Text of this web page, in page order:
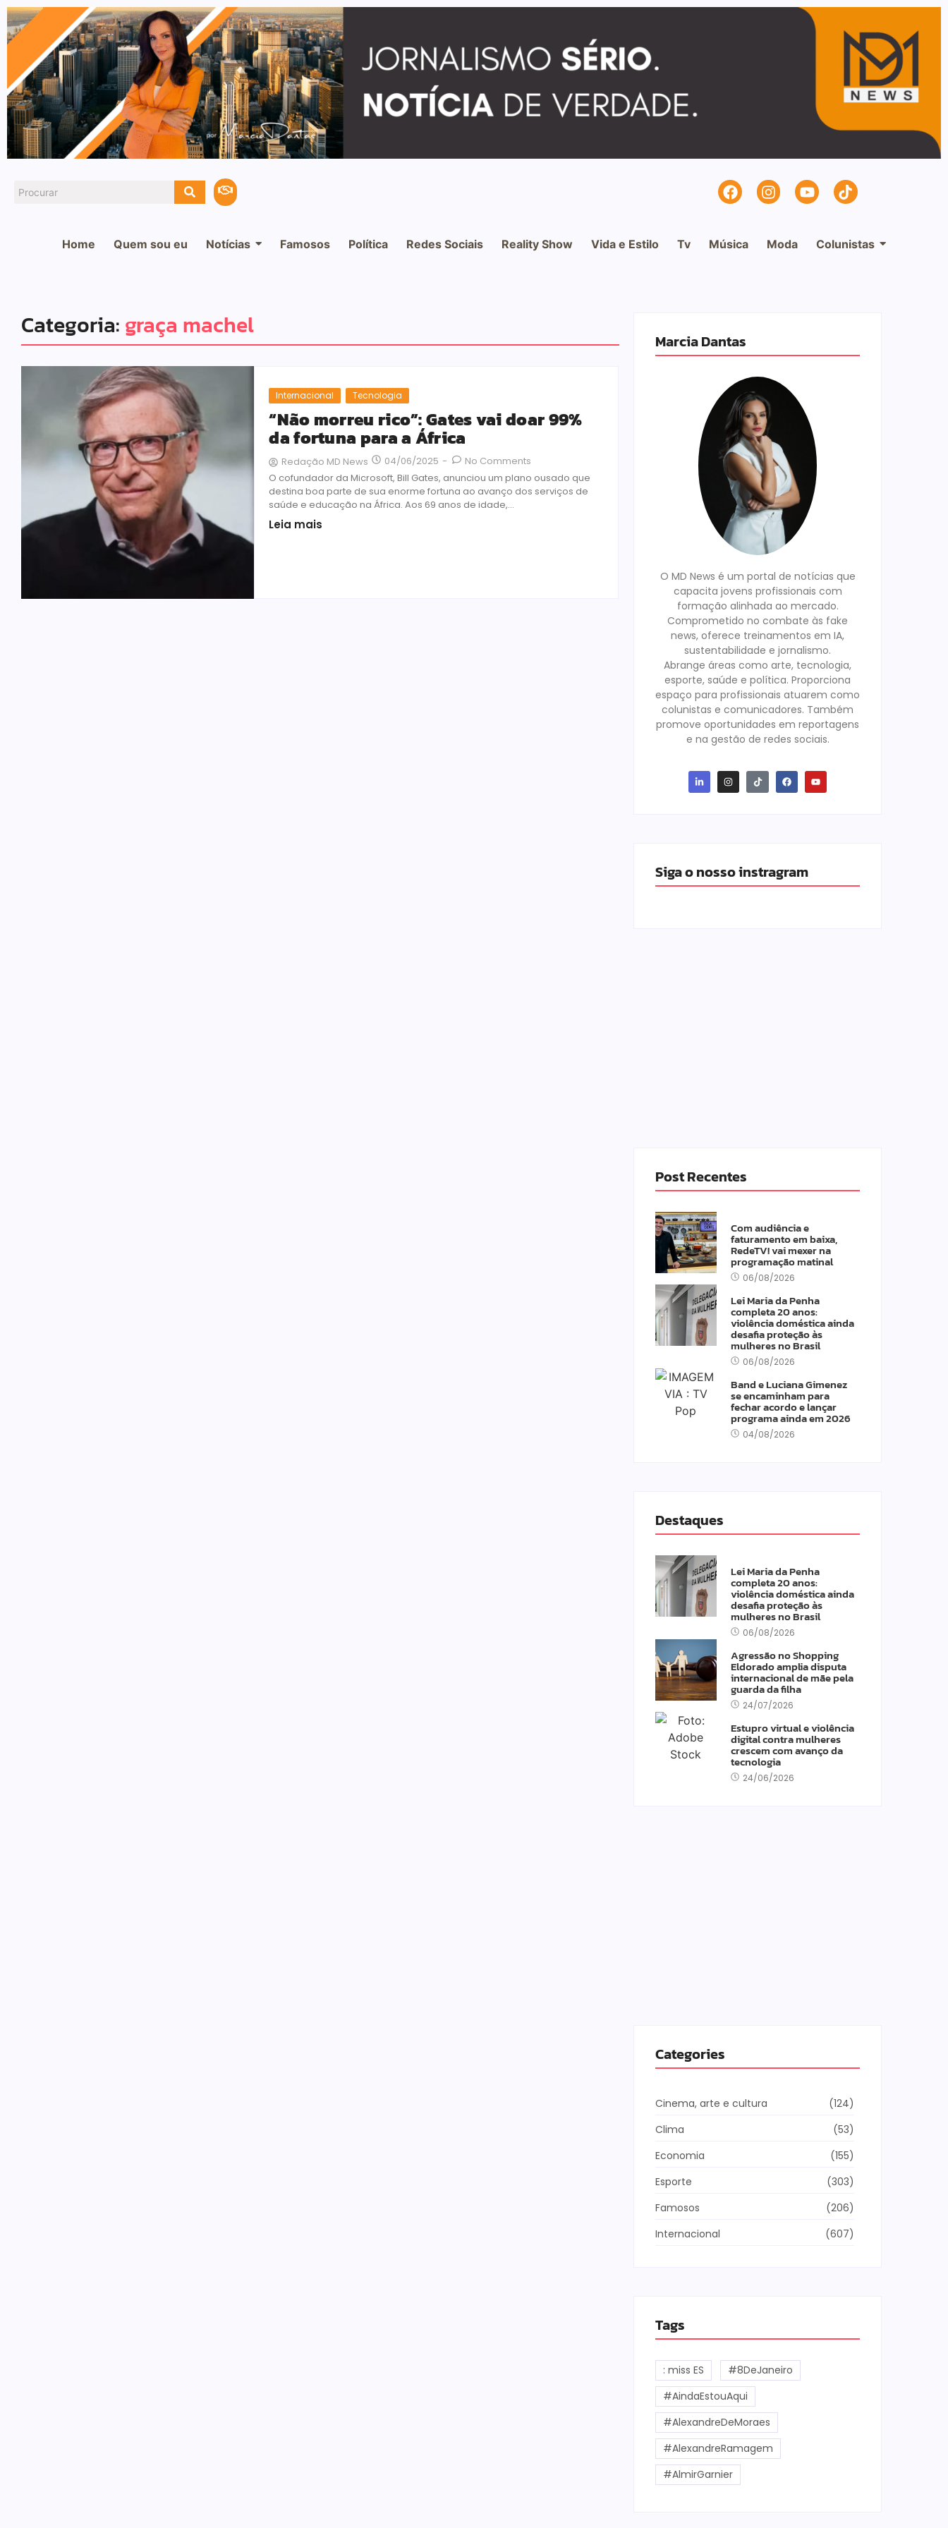
Home Quem sou eu Notícias Famosos Política Redes Sociais Reality Show Vida e Estilo Tv Música Moda Colunistas
Categoria: graça machel
Internacional Tecnologia
“Não morreu rico”: Gates vai doar 99%
da fortuna para a África
Redação MD News 04/06/2025 -
No Comments
O cofundador da Microsoft, Bill Gates, anunciou um plano ousado que
destina boa parte de sua enorme fortuna ao avanço dos serviços de
saúde e educação na África. Aos 69 anos de idade,...
Leia mais
Marcia Dantas
O MD News é um portal de notícias que
capacita jovens profissionais com
formação alinhada ao mercado.
Comprometido no combate às fake
news, oferece treinamentos em IA,
sustentabilidade e jornalismo.
Abrange áreas como arte, tecnologia,
esporte, saúde e política. Proporciona
espaço para profissionais atuarem como
colunistas e comunicadores. Também
promove oportunidades em reportagens
e na gestão de redes sociais.
Siga o nosso instragram
Post Recentes
Com audiência e
faturamento em baixa,
RedeTV! vai mexer na
programação matinal
06/08/2026
Lei Maria da Penha
completa 20 anos:
violência doméstica ainda
desafia proteção às
mulheres no Brasil
06/08/2026
Band e Luciana Gimenez
se encaminham para
fechar acordo e lançar
programa ainda em 2026
04/08/2026
Destaques
Lei Maria da Penha
completa 20 anos:
violência doméstica ainda
desafia proteção às
mulheres no Brasil
06/08/2026
Agressão no Shopping
Eldorado amplia disputa
internacional de mãe pela
guarda da filha
24/07/2026
Estupro virtual e violência
digital contra mulheres
crescem com avanço da
tecnologia
24/06/2026
Categories
Cinema, arte e cultura
(124)
Clima
(53)
Economia
(155)
Esporte
(303)
Famosos
(206)
Internacional
(607)
Tags
: miss ES
#8DeJaneiro
#AindaEstouAqui
#AlexandreDeMoraes
#AlexandreRamagem
#AlmirGarnier